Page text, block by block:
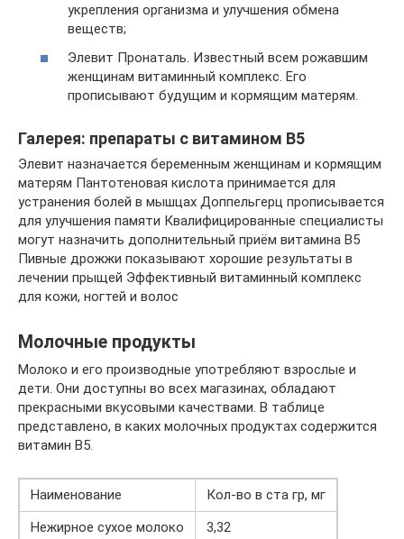
укрепления организма и улучшения обмена
веществ;
Элевит Пронаталь. Известный всем рожавшим
женщинам витаминный комплекс. Его
прописывают будущим и кормящим матерям.
Галерея: препараты с витамином В5
Элевит назначается беременным женщинам и кормящим
матерям Пантотеновая кислота принимается для
устранения болей в мышцах Доппельгерц прописывается
для улучшения памяти Квалифицированные специалисты
могут назначить дополнительный приём витамина В5
Пивные дрожжи показывают хорошие результаты в
лечении прыщей Эффективный витаминный комплекс
для кожи, ногтей и волос
Молочные продукты
Молоко и его производные употребляют взрослые и
дети. Они доступны во всех магазинах, обладают
прекрасными вкусовыми качествами. В таблице
представлено, в каких молочных продуктах содержится
витамин В5.
Наименование
Кол-во в ста гр, мг
Нежирное сухое молоко
3,32